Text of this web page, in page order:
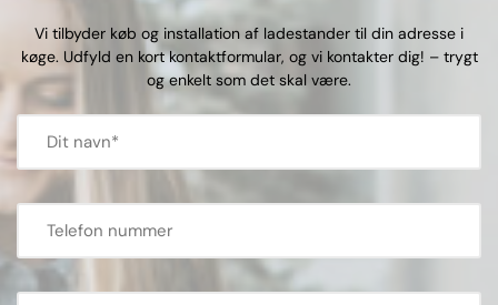
Vi tilbyder køb og installation af ladestander til din adresse i
køge. Udfyld en kort kontaktformular, og vi kontakter dig! – trygt
og enkelt som det skal være.